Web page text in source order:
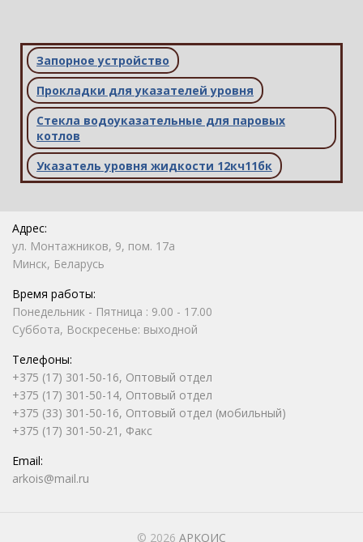
Запорное устройство
Прокладки для указателей уровня
Стекла водоуказательные для паровых
котлов
Указатель уровня жидкости 12кч11бк
Адрес:
ул. Монтажников, 9, пом. 17а
Минск, Беларусь
Время работы:
Понедельник - Пятница : 9.00 - 17.00
Суббота, Воскресенье: выходной
Телефоны:
+375 (17) 301-50-16, Оптовый отдел
+375 (17) 301-50-14, Оптовый отдел
+375 (33) 301-50-16, Оптовый отдел (мобильный)
+375 (17) 301-50-21, Факс
Email:
arkois@mail.ru
© 2026 АРКОИС